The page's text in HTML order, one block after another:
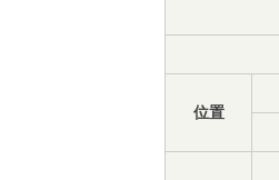
位置